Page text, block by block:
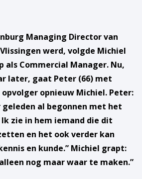
Managing Director van
werd, volgde Michiel
als Commercial Manager. Nu,
later, gaat Peter (66) met
opnieuw Michiel. Peter:
al begonnen met het
zie in hem iemand die dit
en het ook verder kan
en kunde.” Michiel grapt:
nog maar waar te maken.”